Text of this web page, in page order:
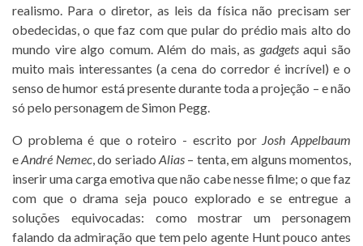
realismo. Para o diretor, as leis da física não precisam ser
obedecidas, o que faz com que pular do prédio mais alto do
mundo vire algo comum. Além do mais, as gadgetsaqui são
muito mais interessantes (a cena do corredor é incrível) e o
senso de humor está presente durante toda a projeção – e não
só pelo personagem de Simon Pegg.
O problema é que o roteiro - escrito por Josh Appelbaum
eAndré Nemec, do seriadoAlias – tenta, em alguns momentos,
inserir uma carga emotiva que não cabe nesse filme; o que faz
com que o drama seja pouco explorado e se entregue a
soluções equivocadas: como mostrar um personagem
falando da admiração que tem pelo agente Hunt pouco antes